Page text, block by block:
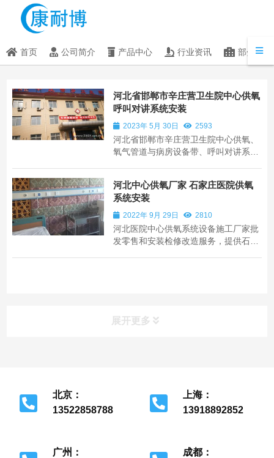
首页 公司简介 产品中心 行业资讯 部分客户
河北省邯郸市辛庄营卫生院中心供氧
呼叫对讲系统安装
2023年 5月 30日 2593
河北省邯郸市辛庄营卫生院中心供氧、
氧气管道与病房设备带、呼叫对讲系
河北中心供氧厂家 石家庄医院供氧
系统安装
2022年 9月 29日 2810
河北医院中心供氧系统设备施工厂家批
发零售和安装检修改造服务，提供石家
程设备的销...
展开更多
北京：
13522858788
上海：
13918892852
广州：
成都：